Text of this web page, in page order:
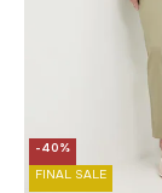
-40%
FINAL SALE